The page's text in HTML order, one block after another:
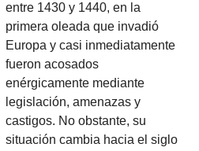
entre 1430 y 1440, en la
primera oleada que invadió
Europa y casi inmediatamente
fueron acosados
enérgicamente mediante
legislación, amenazas y
castigos. No obstante, su
situación cambia hacia el siglo